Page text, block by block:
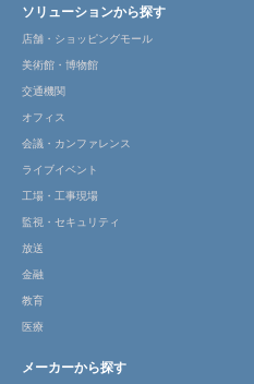
ソリューションから探す
店舗・ショッピングモール
美術館・博物館
交通機関
オフィス
会議・カンファレンス
ライブイベント
工場・工事現場
監視・セキュリティ
放送
金融
教育
医療
メーカーから探す